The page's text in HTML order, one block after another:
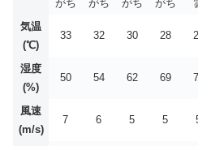
がち
がち
がち
がち
気温
(℃)
33 32 30 28
湿度
(%)
50 54 62 69
風速
(m/s)
7 6 5 5